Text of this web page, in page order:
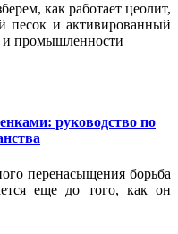
как работает цеолит,
песок и активированный
и промышленности
руководство по
перенасыщения борьба
еще до того, как он